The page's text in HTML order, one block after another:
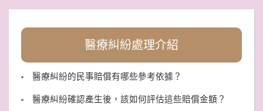
醫療糾紛處理介紹
醫療糾紛的民事賠償有哪些參考依據？
醫療糾紛確認產生後，該如何評估這些賠償金額？